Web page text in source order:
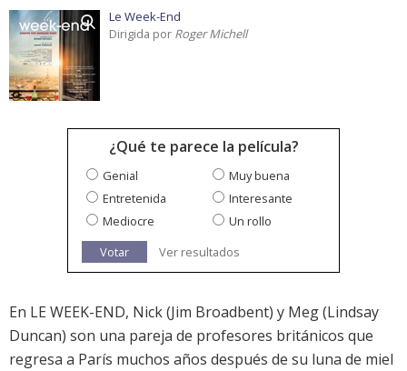
Le Week-End
Dirigida por Roger Michell
¿Qué te parece la película?
Genial
Muy buena
Entretenida
Interesante
Mediocre
Un rollo
Votar
Ver resultados
En LE WEEK-END, Nick (Jim Broadbent) y Meg (Lindsay
Duncan) son una pareja de profesores británicos que
regresa a París muchos años después de su luna de miel